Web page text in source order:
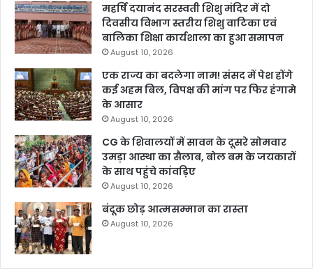
महर्षि दयानंद सरस्वती शिशु मंदिर में दो
दिवसीय विभाग स्तरीय शिशु वाटिका एवं
बालिका शिक्षा कार्यशाला का हुआ समापन
August 10, 2026
एक राज्य का बदलेगा नाम! संसद में पेश होंगे
कई अहम बिल, विपक्ष की मांग पर फिर हंगामे
के आसार
August 10, 2026
CG के शिवालयों में सावन के दूसरे सोमवार
उमड़ा आस्था का सैलाब, बोल बम के जयकारों
के साथ पहुंचे कांवड़िए
August 10, 2026
​बंदूक छोड़ आत्मसम्मान का रास्ता
August 10, 2026